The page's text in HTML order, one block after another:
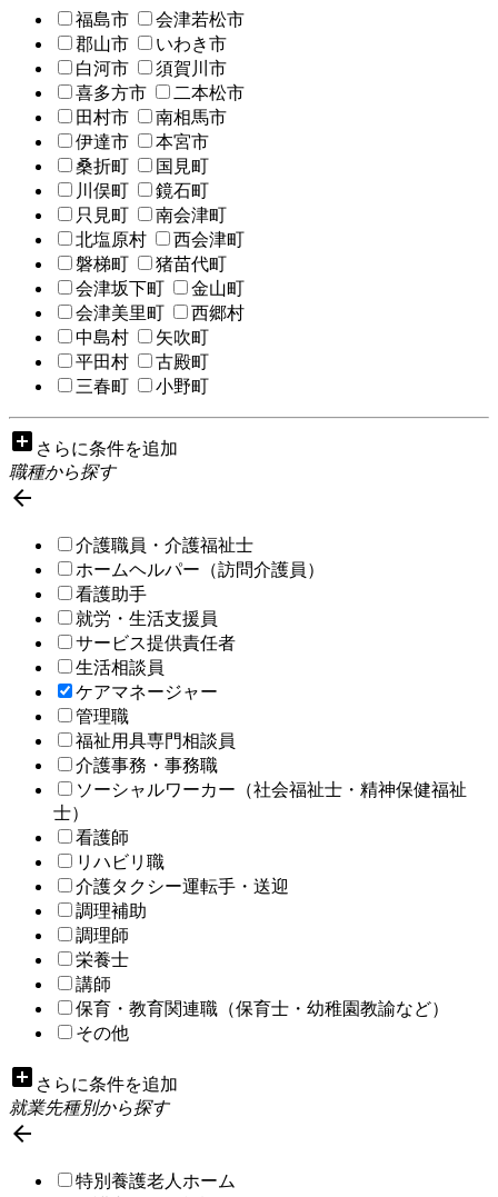
福島市
会津若松市
郡山市
いわき市
白河市
須賀川市
喜多方市
二本松市
田村市
南相馬市
伊達市
本宮市
桑折町
国見町
川俣町
鏡石町
只見町
南会津町
北塩原村
西会津町
磐梯町
猪苗代町
会津坂下町
金山町
会津美里町
西郷村
中島村
矢吹町
平田村
古殿町
三春町
小野町
add_box さらに条件を追加
職種から探す

介護職員・介護福祉士
ホームヘルパー（訪問介護員）
看護助手
就労・生活支援員
サービス提供責任者
生活相談員
ケアマネージャー
管理職
福祉用具専門相談員
介護事務・事務職
ソーシャルワーカー（社会福祉士・精神保健福祉
士）
看護師
リハビリ職
介護タクシー運転手・送迎
調理補助
調理師
栄養士
講師
保育・教育関連職（保育士・幼稚園教諭など）
その他
add_box さらに条件を追加
就業先種別から探す

特別養護老人ホーム